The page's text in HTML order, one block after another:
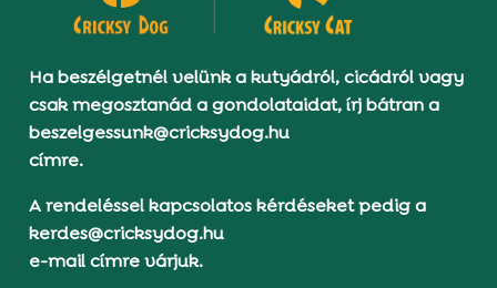
Ha beszélgetnél velünk a kutyádról, cicádról vagy
csak megosztanád a gondolataidat, írj bátran a
beszelgessunk@cricksydog.hu
címre.
A rendeléssel kapcsolatos kérdéseket pedig a
kerdes@cricksydog.hu
e-mail címre várjuk.